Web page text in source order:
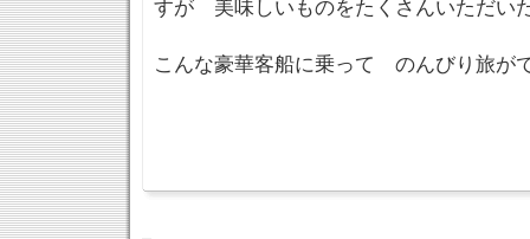
すが 美味しいものをたくさんいただい
こんな豪華客船に乗って のんびり旅が